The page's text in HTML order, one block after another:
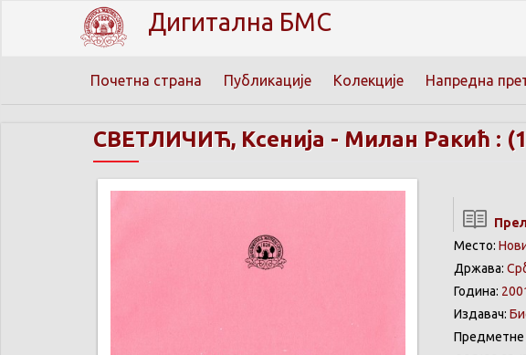
Дигитална БМС
Почетна страна Публикације Колекције Напредна
СВЕТЛИЧИЋ, Ксенија - Милан Ракић :
Место:
Држава:
Година:
Издавач:
Предметне